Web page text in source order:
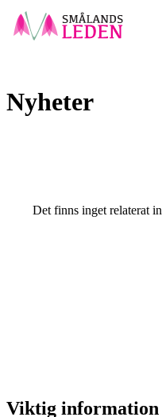
Nyheter
Det finns inget relaterat
Viktig information